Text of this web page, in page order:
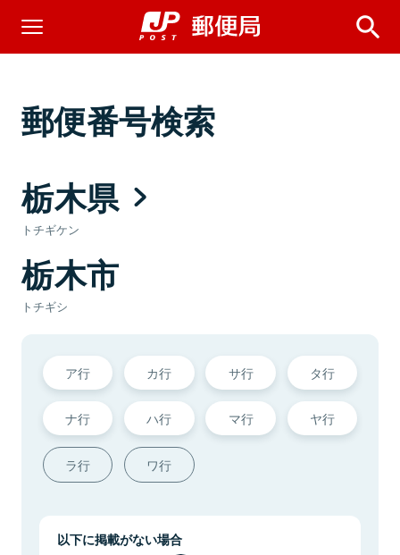
郵便番号検索
栃木県
トチギケン
栃木市
トチギシ
ア行 カ行 サ行 タ行
ナ行 ハ行 マ行 ヤ行
ラ行 ワ行
以下に掲載がない場合